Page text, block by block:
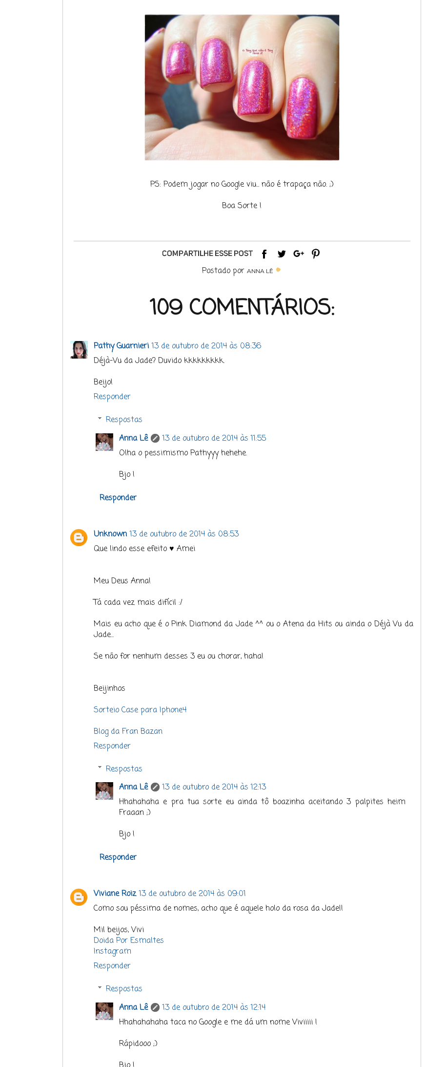
PS: Podem jogar no Google viu... não é trapaça não. ;)
Boa Sorte !
Postado por ANNA LÊ
109 COMENTÁRIOS:
Pathy Guarnieri 13 de outubro de 2014 às 08:36
Déjà-Vu da Jade? Duvido kkkkkkkkk.
Beijo!
Responder
Respostas
Anna Lê
13 de outubro de 2014 às 11:55
Olha o pessimismo Pathyyy hehehe.
Bjo !
Responder
Unknown 13 de outubro de 2014 às 08:53
Que lindo esse efeito ♥ Amei
Meu Deus Anna!
Tá cada vez mais difícil :/
Mais eu acho que é o Pink Diamond da Jade ^^ ou o Atena da Hits ou ainda o Déjà Vu da
Jade...
Se não for nenhum desses 3 eu ou chorar, haha!
Beijinhos
Sorteio Case para Iphone4
Blog da Fran Bazan
Responder
Respostas
Anna Lê
13 de outubro de 2014 às 12:13
Hhahahaha e pra tua sorte eu ainda tô boazinha aceitando 3 palpites heim
Fraaan ;)
Bjo !
Responder
Viviane Roiz 13 de outubro de 2014 às 09:01
Como sou péssima de nomes, acho que é aquele holo da rosa da Jade!!
Mil beijos, Vivi
Doida Por Esmaltes
Instagram
Responder
Respostas
Anna Lê
13 de outubro de 2014 às 12:14
Hhahahahaha taca no Google e me dá um nome Viviiiii !
Rápidooo ;)